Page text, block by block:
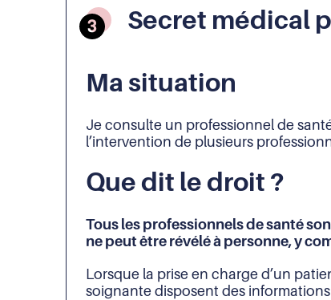
Secret médical
Ma situation
Je consulte un professionnel de
l’intervention de plusieurs
Que dit le droit ?
Tous les professionnels de santé
ne peut être révélé à personne, y
Lorsque la prise en charge d’un
soignante disposent des